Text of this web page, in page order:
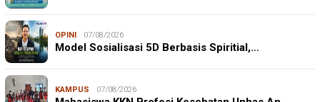
OPINI 07/08/2026
Model Sosialisasi 5D Berbasis Spiritial,…
KAMPUS 07/08/2026